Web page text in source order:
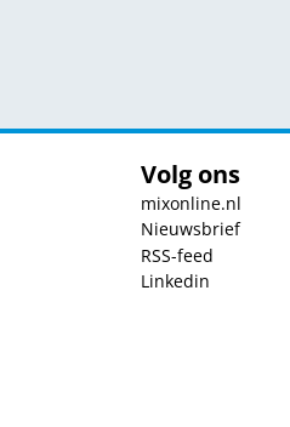
Volg ons
mixonline.nl
Nieuwsbrief
RSS-feed
Linkedin